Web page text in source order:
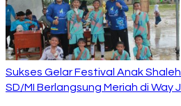
Sukses Gelar Festival Anak
SD/MI Berlangsung Meriah di Way